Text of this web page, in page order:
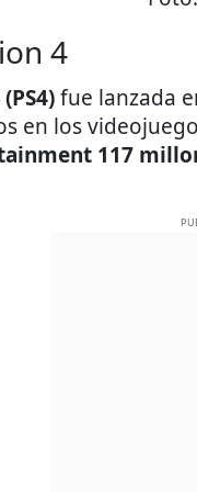
4
fue lanzada
en los
117